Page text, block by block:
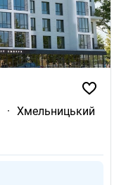
· Хмельницький